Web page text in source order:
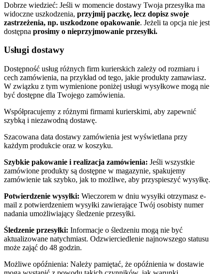
Dobrze wiedzieć: Jeśli w momencie dostawy Twoja przesyłka ma
widoczne uszkodzenia, przyjmij paczkę, lecz dopisz swoje
zastrzeżenia, np. uszkodzone opakowanie. Jeżeli ta opcja nie jest
dostępna prosimy o nieprzyjmowanie przesyłki.
Usługi dostawy
Dostępność usług różnych firm kurierskich zależy od rozmiaru i
cech zamówienia, na przykład od tego, jakie produkty zamawiasz.
W związku z tym wymienione poniżej usługi wysyłkowe mogą nie
być dostępne dla Twojego zamówienia.
Współpracujemy z różnymi firmami kurierskimi, aby zapewnić
szybką i niezawodną dostawę.
Szacowana data dostawy zamówienia jest wyświetlana przy
każdym produkcie oraz w koszyku.
Szybkie pakowanie i realizacja zamówienia: Jeśli wszystkie
zamówione produkty są dostępne w magazynie, spakujemy
zamówienie tak szybko, jak to możliwe, aby przyspieszyć wysyłkę.
Potwierdzenie wysyłki: Wieczorem w dniu wysyłki otrzymasz e-
mail z potwierdzeniem wysyłki zawierające Twój osobisty numer
nadania umożliwiający śledzenie przesyłki.
Śledzenie przesyłki: Informacje o śledzeniu mogą nie być
aktualizowane natychmiast. Odzwierciedlenie najnowszego statusu
może zająć do 48 godzin.
Możliwe opóźnienia: Należy pamiętać, że opóźnienia w dostawie